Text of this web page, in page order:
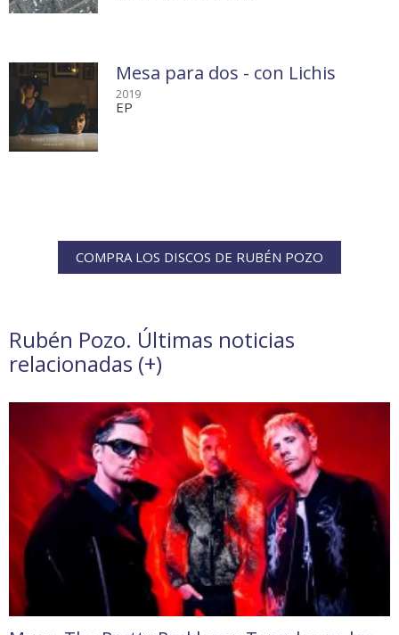
Mesa para dos - con Lichis
2019
EP
COMPRA LOS DISCOS DE RUBÉN POZO
Rubén Pozo. Últimas noticias
relacionadas (+)